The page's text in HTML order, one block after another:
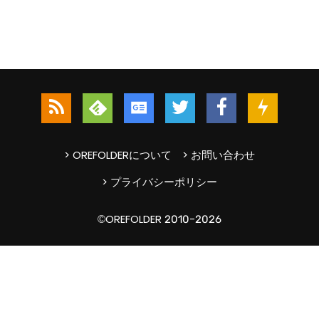
> OREFOLDERについて
> お問い合わせ
> プライバシーポリシー
©OREFOLDER 2010-2026